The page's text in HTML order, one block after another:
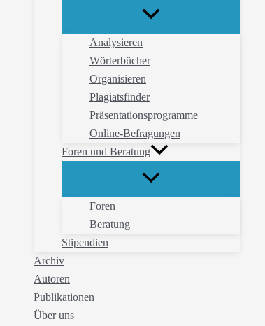
Analysieren
Wörterbücher
Organisieren
Plagiatsfinder
Präsentationsprogramme
Online-Befragungen
Foren und Beratung
Foren
Beratung
Stipendien
Archiv
Autoren
Publikationen
Über uns